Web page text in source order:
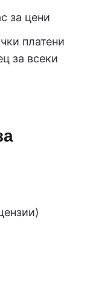
за цени
платени
за всеки